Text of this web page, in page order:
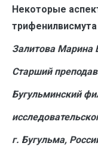
Некоторые
трифенилвисмута
Залитова Марина
Старший
Бугульминский
г. Бугульма,